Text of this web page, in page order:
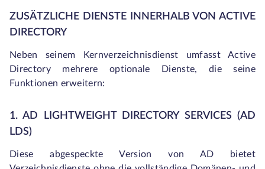
ZUSÄTZLICHE DIENSTE INNERHALB VON ACTIVE
DIRECTORY
Neben seinem Kernverzeichnisdienst umfasst Active
Directory mehrere optionale Dienste, die seine
Funktionen erweitern:
1. AD LIGHTWEIGHT DIRECTORY SERVICES (AD
LDS)
Diese abgespeckte Version von AD bietet